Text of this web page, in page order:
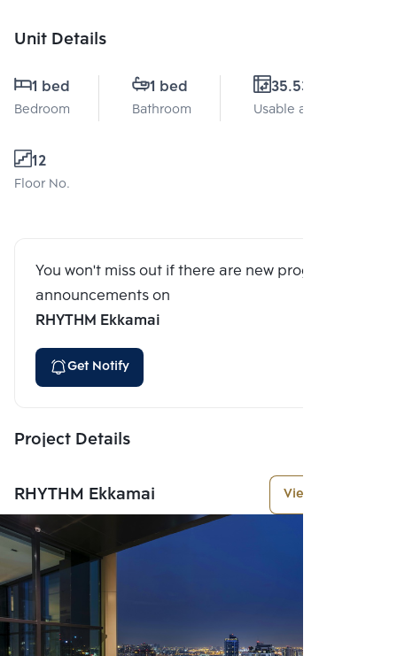
Unit Details
1 bed
Bedroom
1 bed
Bathroom
35.53 Sq.m.
Usable area
12
Floor No.
You won't miss out if there are new program
announcements on
RHYTHM Ekkamai
Get Notify
Project Details
RHYTHM Ekkamai View More